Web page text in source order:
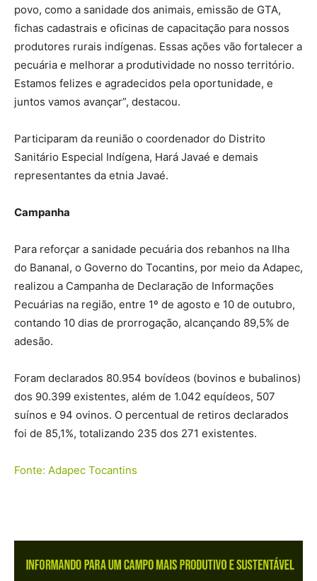
povo, como a sanidade dos animais, emissão de GTA,
fichas cadastrais e oficinas de capacitação para nossos
produtores rurais indígenas. Essas ações vão fortalecer a
pecuária e melhorar a produtividade no nosso território.
Estamos felizes e agradecidos pela oportunidade, e
juntos vamos avançar”, destacou.
Participaram da reunião o coordenador do Distrito
Sanitário Especial Indígena, Hará Javaé e demais
representantes da etnia Javaé.
Campanha
Para reforçar a sanidade pecuária dos rebanhos na Ilha
do Bananal, o Governo do Tocantins, por meio da Adapec,
realizou a Campanha de Declaração de Informações
Pecuárias na região, entre 1º de agosto e 10 de outubro,
contando 10 dias de prorrogação, alcançando 89,5% de
adesão.
Foram declarados 80.954 bovídeos (bovinos e bubalinos)
dos 90.399 existentes, além de 1.042 equídeos, 507
suínos e 94 ovinos. O percentual de retiros declarados
foi de 85,1%, totalizando 235 dos 271 existentes.
Fonte: Adapec Tocantins